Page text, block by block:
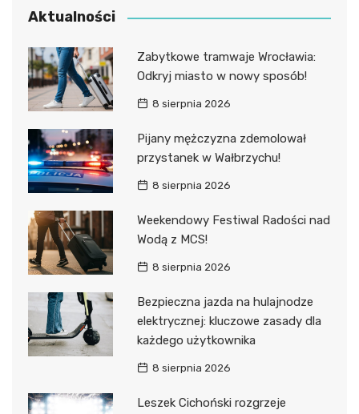
Aktualności
Zabytkowe tramwaje Wrocławia:
Odkryj miasto w nowy sposób!
8 sierpnia 2026
Pijany mężczyzna zdemolował
przystanek w Wałbrzychu!
8 sierpnia 2026
Weekendowy Festiwal Radości nad
Wodą z MCS!
8 sierpnia 2026
Bezpieczna jazda na hulajnodze
elektrycznej: kluczowe zasady dla
każdego użytkownika
8 sierpnia 2026
Leszek Cichoński rozgrzeje